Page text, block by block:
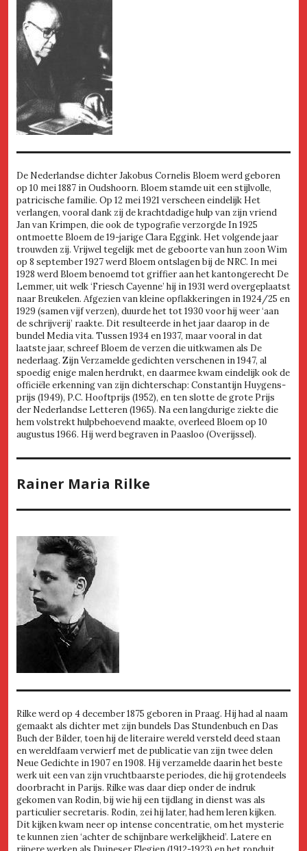
De Nederlandse dichter Jakobus Cornelis Bloem werd geboren
op 10 mei 1887 in Oudshoorn. Bloem stamde uit een stijlvolle,
patricische familie. Op 12 mei 1921 verscheen eindelijk Het
verlangen, vooral dank zij de krachtdadige hulp van zijn vriend
Jan van Krimpen, die ook de typografie verzorgde In 1925
ontmoette Bloem de 19-jarige Clara Eggink. Het volgende jaar
trouwden zij. Vrijwel tegelijk met de geboorte van hun zoon Wim
op 8 september 1927 werd Bloem ontslagen bij de NRC. In mei
1928 werd Bloem benoemd tot griffier aan het kantongerecht De
Lemmer, uit welk ‘Friesch Cayenne’ hij in 1931 werd overgeplaatst
naar Breukelen. Afgezien van kleine opflakkeringen in 1924/25 en
1929 (samen vijf verzen), duurde het tot 1930 voor hij weer ‘aan
de schrijverij’ raakte. Dit resulteerde in het jaar daarop in de
bundel Media vita. Tussen 1934 en 1937, maar vooral in dat
laatste jaar, schreef Bloem de verzen die uitkwamen als De
nederlaag. Zijn Verzamelde gedichten verschenen in 1947, al
spoedig enige malen herdrukt, en daarmee kwam eindelijk ook de
officiële erkenning van zijn dichterschap: Constantijn Huygens-
prijs (1949), P.C. Hooftprijs (1952), en ten slotte de grote Prijs
der Nederlandse Letteren (1965). Na een langdurige ziekte die
hem volstrekt hulpbehoevend maakte, overleed Bloem op 10
augustus 1966. Hij werd begraven in Paasloo (Overijssel).
Rainer Maria Rilke
Rilke werd op 4 december 1875 geboren in Praag. Hij had al naam
gemaakt als dichter met zijn bundels Das Stundenbuch en Das
Buch der Bilder, toen hij de literaire wereld versteld deed staan
en wereldfaam verwierf met de publicatie van zijn twee delen
Neue Gedichte in 1907 en 1908. Hij verzamelde daarin het beste
werk uit een van zijn vruchtbaarste periodes, die hij grotendeels
doorbracht in Parijs. Rilke was daar diep onder de indruk
gekomen van Rodin, bij wie hij een tijdlang in dienst was als
particulier secretaris. Rodin, zei hij later, had hem leren kijken.
Dit kijken kwam neer op intense concentratie, om het mysterie
te kunnen zien ‘achter de schijnbare werkelijkheid’. Latere en